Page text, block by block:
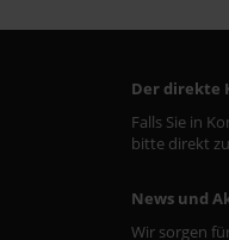
Der direkte
Falls Sie in
bitte direkt
News und
Wir sorgen